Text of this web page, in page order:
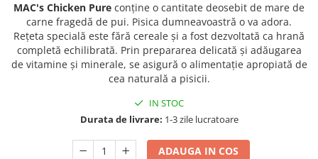
MAC's Chicken Pure conține o cantitate deosebit de mare de
carne fragedă de pui. Pisica dumneavoastră o va adora.
Rețeta specială este fără cereale și a fost dezvoltată ca hrană
completă echilibrată. Prin prepararea delicată și adăugarea
de vitamine și minerale, se asigură o alimentație apropiată de
cea naturală a pisicii.
IN STOC
Durata de livrare: 1-3 zile lucratoare
ADAUGA IN COS